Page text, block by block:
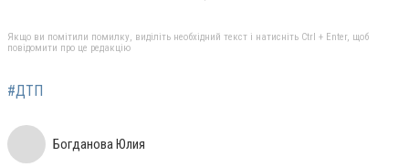
Якщо ви помітили помилку, виділіть необхідний текст і натисніть Ctrl + Enter, щоб
повідомити про це редакцію
#ДТП
Богданова Юлия